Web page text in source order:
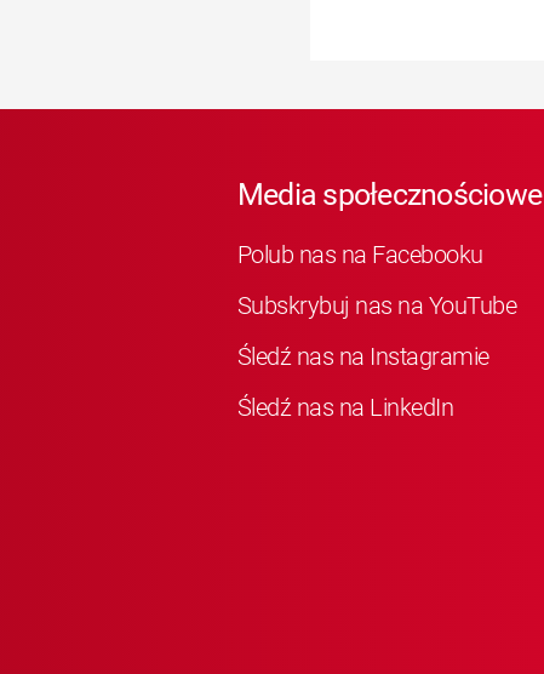
Media społecznościowe
Polub nas na Facebooku
Subskrybuj nas na YouTube
Śledź nas na Instagramie
Śledź nas na LinkedIn